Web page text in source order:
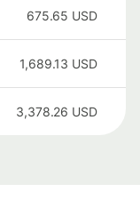
675.65 USD
1,689.13 USD
3,378.26 USD